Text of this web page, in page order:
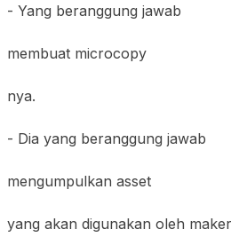
- Yang beranggung jawab
membuat microcopy
nya.
- Dia yang beranggung jawab
mengumpulkan asset
yang akan digunakan oleh